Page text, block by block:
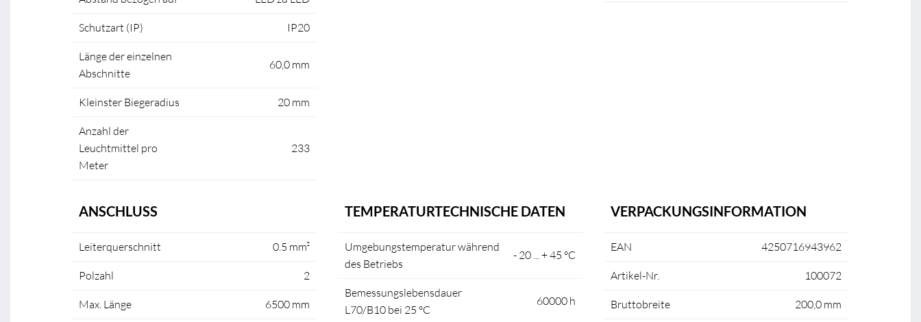
Schutzart (IP) IP20
Länge der einzelnen
Abschnitte
60,0 mm
Kleinster Biegeradius 20 mm
Anzahl der
Leuchtmittel pro
Meter
233
ANSCHLUSS
Leiterquerschnitt 0.5 mm²
Polzahl 2
Max. Länge 6500 mm
TEMPERATURTECHNISCHE DATEN
Umgebungstemperatur während
des Betriebs
- 20 ... + 45 °C
Bemessungslebensdauer
L70/B10 bei 25 °C
60000 h
VERPACKUNGSINFORMATION
EAN 4250716943962
Artikel-Nr. 100072
Bruttobreite 200,0 mm